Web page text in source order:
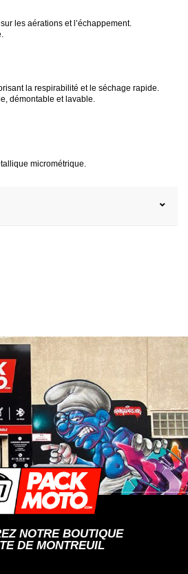
les aérations et l’échappement.
la respirabilité et le séchage rapide.
démontable et lavable.
micrométrique.
NOTRE BOUTIQUE
DE MONTREUIL